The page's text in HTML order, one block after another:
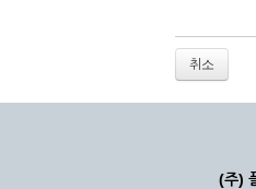
8. 기
② 시
취소
(주)